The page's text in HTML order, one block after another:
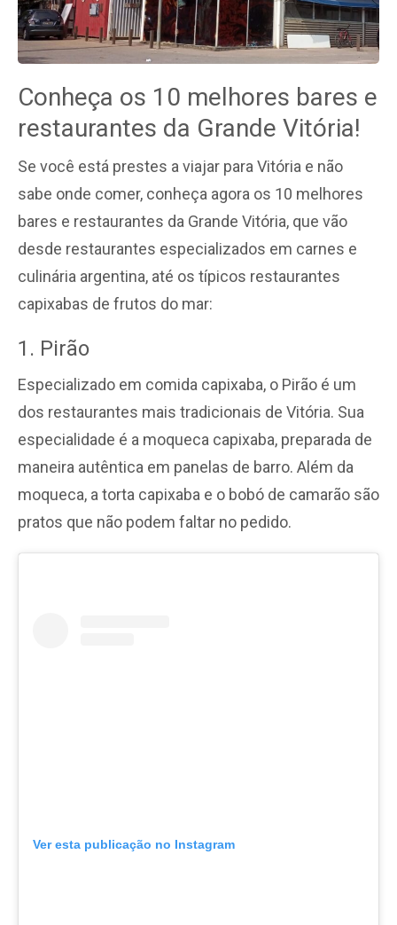
Conheça os 10 melhores bares e
restaurantes da Grande Vitória!
Se você está prestes a viajar para Vitória e não
sabe onde comer, conheça agora os 10 melhores
bares e restaurantes da Grande Vitória, que vão
desde restaurantes especializados em carnes e
culinária argentina, até os típicos restaurantes
capixabas de frutos do mar:
1. Pirão
Especializado em comida capixaba, o Pirão é um
dos restaurantes mais tradicionais de Vitória. Sua
especialidade é a moqueca capixaba, preparada de
maneira autêntica em panelas de barro. Além da
moqueca, a torta capixaba e o bobó de camarão são
pratos que não podem faltar no pedido.
Ver esta publicação no Instagram